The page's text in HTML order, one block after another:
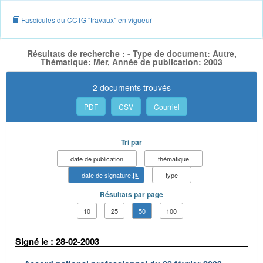
Fascicules du CCTG "travaux" en vigueur
Résultats de recherche : - Type de document: Autre,
Thématique: Mer, Année de publication: 2003
2 documents trouvés
PDF CSV Courriel
Tri par
date de publication
thématique
date de signature
type
Résultats par page
10 25 50 100
Signé le : 28-02-2003